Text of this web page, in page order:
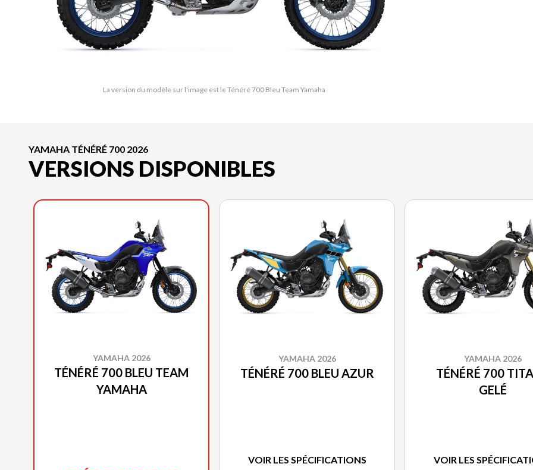
La version du modèle sur l'image est le Ténéré 700 Bleu Team Yamaha
YAMAHA TÉNÉRÉ 700 2026
VERSIONS DISPONIBLES
YAMAHA 2026
TÉNÉRÉ 700 BLEU TEAM
YAMAHA
YAMAHA 2026
TÉNÉRÉ 700 BLEU AZUR
VOIR LES SPÉCIFICATIONS
YAMAHA 2026
TÉNÉRÉ 700
GELÉ
VOIR LES